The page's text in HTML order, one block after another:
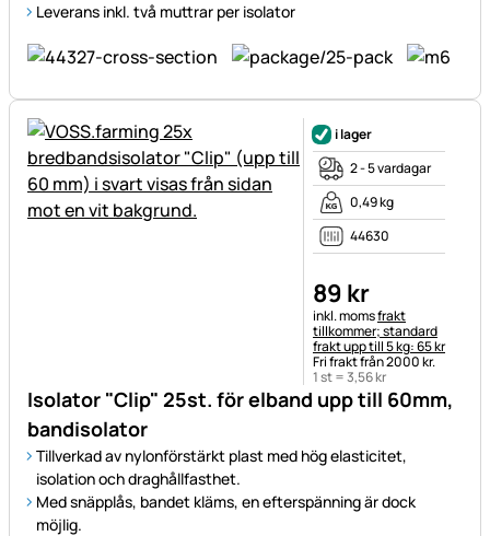
Leverans inkl. två muttrar per isolator
Isolator "Clip" 25st. för elband upp till 60mm,
bandisolator
Tillverkad av nylonförstärkt plast med hög elasticitet,
isolation och draghållfasthet.
Med snäpplås, bandet kläms, en efterspänning är dock
möjlig.
i lager
2 - 5 vardagar
0,49 kg
44630
89 kr
Skatteinformation:
inkl. momsfrakt
tillkommer; standard
frakt upp till 5 kg: 65 kr
Fri frakt från 2000 kr.
1 st =3,56kr